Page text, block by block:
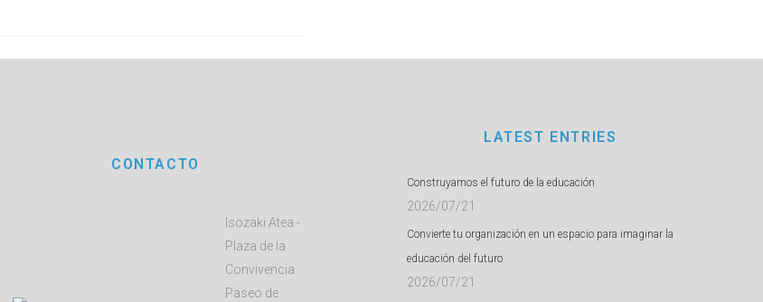
CONTACTO
Isozaki Atea -
Plaza de la
Convivencia
Paseo de
LATEST ENTRIES
Construyamos el futuro de la educación
2026/07/21
Convierte tu organización en un espacio para imaginar la
educación del futuro
2026/07/21